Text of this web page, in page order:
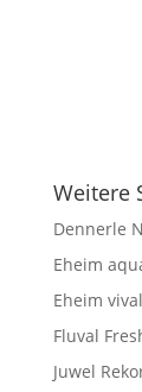
Weitere
Dennerle
Eheim
Eheim
Fluval
Juwel